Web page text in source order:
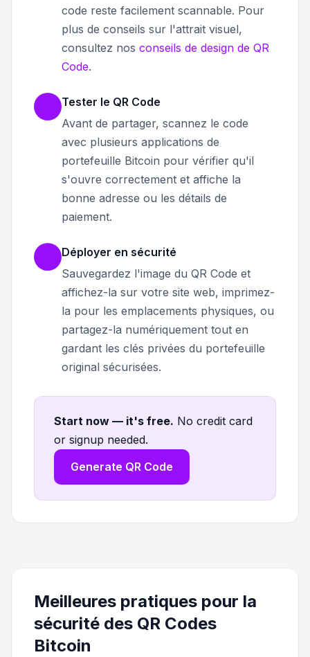
code reste facilement scannable. Pour
plus de conseils sur l'attrait visuel,
consultez nos conseils de design de QR
Code.
Tester le QR Code
Avant de partager, scannez le code
avec plusieurs applications de
portefeuille Bitcoin pour vérifier qu'il
s'ouvre correctement et affiche la
bonne adresse ou les détails de
paiement.
Déployer en sécurité
Sauvegardez l'image du QR Code et
affichez-la sur votre site web, imprimez-
la pour les emplacements physiques, ou
partagez-la numériquement tout en
gardant les clés privées du portefeuille
original sécurisées.
Start now — it's free. No credit card
or signup needed.
Generate QR Code
Meilleures pratiques pour la
sécurité des QR Codes
Bitcoin